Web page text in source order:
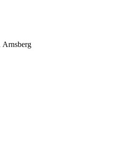
Arnsberg